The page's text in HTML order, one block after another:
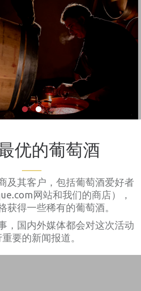
优的葡萄酒
及其客户，包括葡萄酒爱好者
网站和我们的商店），
获得一些稀有的葡萄酒。
，国内外媒体都会对这次活动
要的新闻报道。